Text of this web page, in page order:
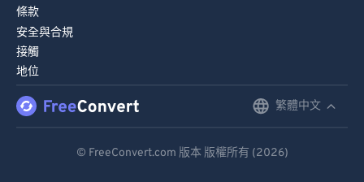
條款
安全與合規
接觸
地位
繁體中文
© FreeConvert.com 版本 版權所有 (2026)